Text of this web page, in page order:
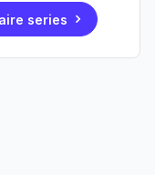
series